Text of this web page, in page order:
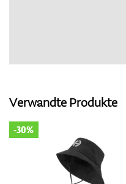
Verwandte Produkte
-30%